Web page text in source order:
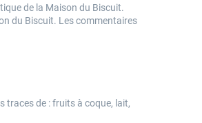
de la Maison du Biscuit.
du Biscuit. Les commentaires
traces de : fruits à coque, lait,